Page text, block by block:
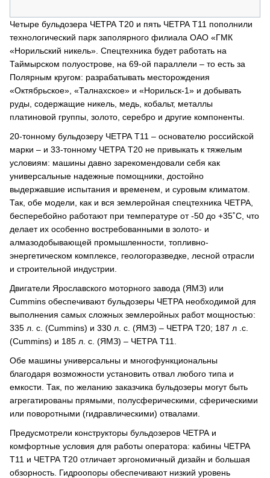
Четыре бульдозера ЧЕТРА Т20 и пять ЧЕТРА Т11 пополнили
технологический парк заполярного филиала ОАО «ГМК
«Норильский никель». Спецтехника будет работать на
Таймырском полуострове, на 69-ой параллели – то есть за
Полярным кругом: разрабатывать месторождения
«Октябрьское», «Талнахское» и «Норильск-1» и добывать
руды, содержащие никель, медь, кобальт, металлы
платиновой группы, золото, серебро и другие компоненты.
20-тонному бульдозеру ЧЕТРА Т11 – основателю российской
марки – и 33-тонному ЧЕТРА Т20 не привыкать к тяжелым
условиям: машины давно зарекомендовали себя как
универсальные надежные помощники, достойно
выдержавшие испытания и временем, и суровым климатом.
Так, обе модели, как и вся землеройная спецтехника ЧЕТРА,
бесперебойно работают при температуре от -50 до +35˚С, что
делает их особенно востребованными в золото- и
алмазодобывающей промышленности, топливно-
энергетическом комплексе, геологоразведке, лесной отрасли
и строительной индустрии.
Двигатели Ярославского моторного завода (ЯМЗ) или
Cummins обеспечивают бульдозеры ЧЕТРА необходимой для
выполнения самых сложных землеройных работ мощностью:
335 л. с. (Cummins) и 330 л. с. (ЯМЗ) – ЧЕТРА Т20; 187 л .с.
(Cummins) и 185 л. с. (ЯМЗ) – ЧЕТРА Т11.
Обе машины универсальны и многофункциональны
благодаря возможности установить отвал любого типа и
емкости. Так, по желанию заказчика бульдозеры могут быть
агрегатированы прямыми, полусферическими, сферическими
или поворотными (гидравлическими) отвалами.
Предусмотрели конструкторы бульдозеров ЧЕТРА и
комфортные условия для работы оператора: кабины ЧЕТРА
Т11 и ЧЕТРА Т20 отличает эргономичный дизайн и большая
обзорность. Гидроопоры обеспечивают низкий уровень